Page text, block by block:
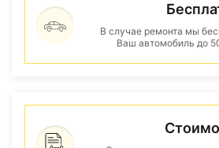
В случае ремонта мы
Ваш автомобиль до